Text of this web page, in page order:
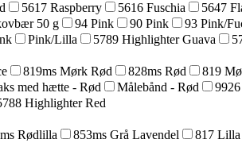
5617 Raspberry 5616 Fuschia 5647
50 g 94 Pink 90 Pink 93 Pink/
Pink/Lilla 5789 Highlighter Guava
819ms Mørk Rød 828ms Rød 819
med hætte - Rød Målebånd - Rød
Highlighter Red
Rødlilla 853ms Grå Lavendel 817 Lilla